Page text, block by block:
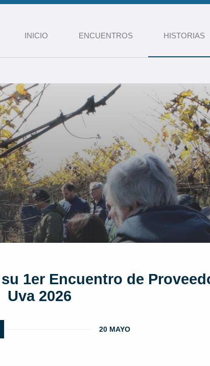
INICIO ENCUENTROS HISTORIAS
1er Encuentro de
Uva 2026
20 MAYO